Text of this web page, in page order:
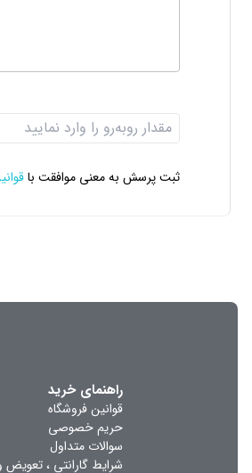
✅ قیمت دیسک ترمز چرخ جلو
قیمت دیسک چرخ جلو روآ
ثبت پرسش به معنی موافقت با
راهنمای خرید
قوانین فروشگاه
حریم خصوصی
سوالات متداول
شرایط گارانتی ،